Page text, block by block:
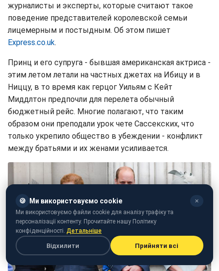
журналисты и эксперты, которые считают такое
поведение представителей королевской семьи
лицемерным и постыдным. Об этом пишет
Express.co.uk.
Принц и его супруга - бывшая американская актриса -
этим летом летали на частных джетах на Ибицу и в
Ниццу, в то время как герцог Уильям с Кейт
Миддлтон предпочли для перелета обычный
бюджетный рейс. Многие полагают, что таким
образом они преподали урок чете Сассекских, что
только укрепило общество в убеждении - конфликт
между братьями и их женами усиливается.
🍪 Ми використовуємо cookie ✕
Ми використовуємо файли cookie для аналізу трафіку та
персоналізації контенту. Прочитайте нашу Політику
конфіденційності. Детальніше
Відхилити Прийняти всі